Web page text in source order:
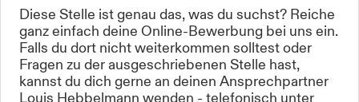
Diese Stelle ist genau das, was du suchst? Reiche
ganz einfach deine Online-Bewerbung bei uns ein.
Falls du dort nicht weiterkommen solltest oder
Fragen zu der ausgeschriebenen Stelle hast,
kannst du dich gerne an deinen Ansprechpartner
Louis Hebbelmann wenden - telefonisch unter